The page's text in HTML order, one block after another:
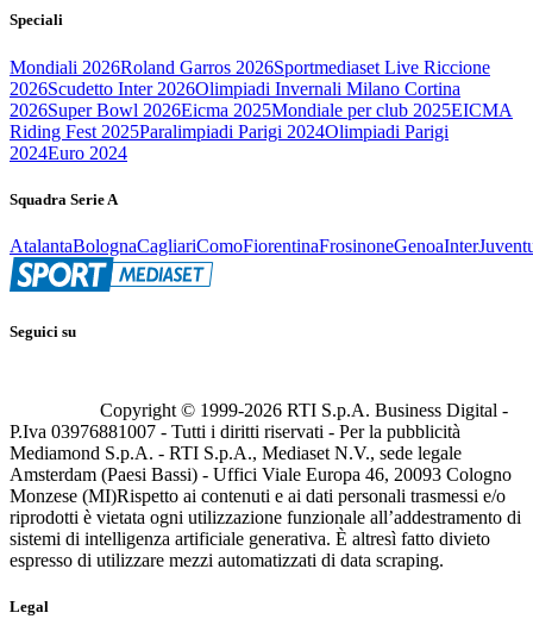
Speciali
Mondiali 2026Roland Garros 2026Sportmediaset Live Riccione
2026Scudetto Inter 2026Olimpiadi Invernali Milano Cortina
2026Super Bowl 2026Eicma 2025Mondiale per club 2025EICMA
Riding Fest 2025Paralimpiadi Parigi 2024Olimpiadi Parigi
2024Euro 2024
Squadra Serie A
AtalantaBolognaCagliariComoFiorentinaFrosinoneGenoaInter
Seguici su
Copyright © 1999-2026 RTI S.p.A. Business Digital -
P.Iva 03976881007 - Tutti i diritti riservati - Per la pubblicità
Mediamond S.p.A. - RTI S.p.A., Mediaset N.V., sede legale
Amsterdam (Paesi Bassi) - Uffici Viale Europa 46, 20093 Cologno
Monzese (MI)Rispetto ai contenuti e ai dati personali trasmessi e/o
riprodotti è vietata ogni utilizzazione funzionale all’addestramento di
sistemi di intelligenza artificiale generativa. È altresì fatto divieto
espresso di utilizzare mezzi automatizzati di data scraping.
Legal